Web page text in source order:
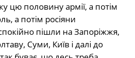
цю половину армії, а потім
а потім росіяни
пішли на Запоріжжя,
Суми, Київ і далі до